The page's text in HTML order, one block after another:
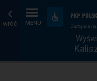
wróć MENU
i